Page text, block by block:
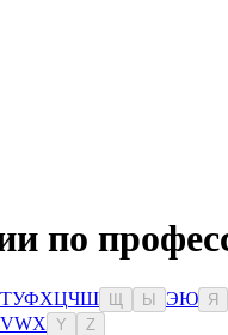
по
ТУФХЦЧШ Ы ЭЮ Я
VWX Y Z